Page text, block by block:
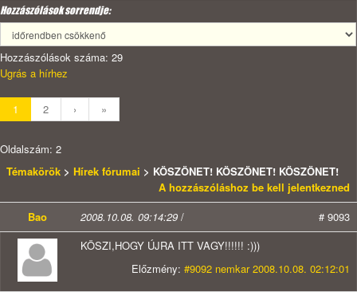
Hozzászólások sorrendje:
Hozzászólások száma: 29
Ugrás a hírhez
1 2 › »
Oldalszám: 2
Témakörök > Hírek fórumai > KÖSZÖNET! KÖSZÖNET! KÖSZÖNET!
A hozzászóláshoz be kell jelentkezned
Bao
2008.10.08. 09:14:29 /
# 9093
KÖSZI,HOGY ÚJRA ITT VAGY!!!!!! :)))
Előzmény: #9092 nemkar 2008.10.08. 02:12:01